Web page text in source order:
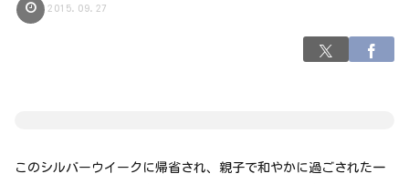
2015.09.27
このシルバーウイークに帰省され、親子で和やかに過ごされた一